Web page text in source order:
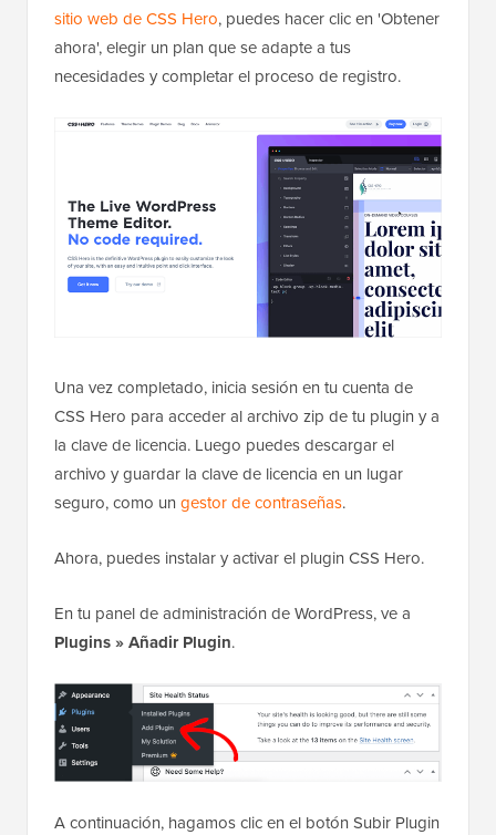
sitio web de CSS Hero, puedes hacer clic en 'Obtener
ahora', elegir un plan que se adapte a tus
necesidades y completar el proceso de registro.
Una vez completado, inicia sesión en tu cuenta de
CSS Hero para acceder al archivo zip de tu plugin y a
la clave de licencia. Luego puedes descargar el
archivo y guardar la clave de licencia en un lugar
seguro, como un gestor de contraseñas.
Ahora, puedes instalar y activar el plugin CSS Hero.
En tu panel de administración de WordPress, ve a
Plugins » Añadir Plugin.
A continuación, hagamos clic en el botón Subir Plugin